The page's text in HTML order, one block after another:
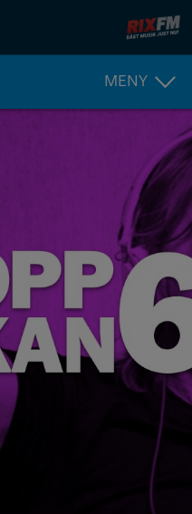
MENY